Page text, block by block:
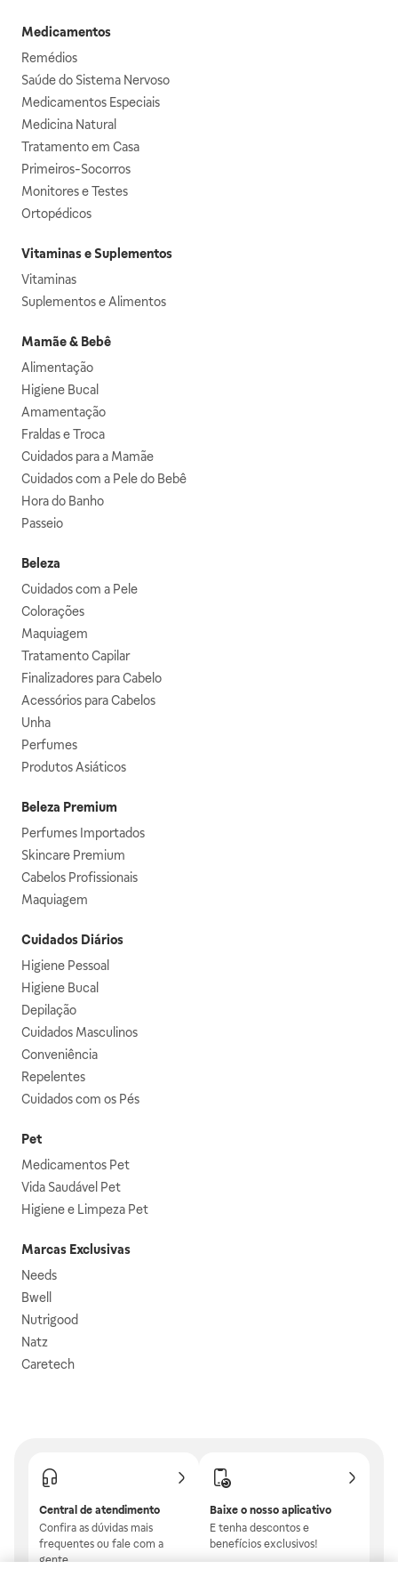
Medicamentos
Remédios
Saúde do Sistema Nervoso
Medicamentos Especiais
Medicina Natural
Tratamento em Casa
Primeiros-Socorros
Monitores e Testes
Ortopédicos
Vitaminas e Suplementos
Vitaminas
Suplementos e Alimentos
Mamãe & Bebê
Alimentação
Higiene Bucal
Amamentação
Fraldas e Troca
Cuidados para a Mamãe
Cuidados com a Pele do Bebê
Hora do Banho
Passeio
Beleza
Cuidados com a Pele
Colorações
Maquiagem
Tratamento Capilar
Finalizadores para Cabelo
Acessórios para Cabelos
Unha
Perfumes
Produtos Asiáticos
Beleza Premium
Perfumes Importados
Skincare Premium
Cabelos Profissionais
Maquiagem
Cuidados Diários
Higiene Pessoal
Higiene Bucal
Depilação
Cuidados Masculinos
Conveniência
Repelentes
Cuidados com os Pés
Pet
Medicamentos Pet
Vida Saudável Pet
Higiene e Limpeza Pet
Marcas Exclusivas
Needs
Bwell
Nutrigood
Natz
Caretech
Central de atendimento
Confira as dúvidas mais
frequentes ou fale com a
gente.
Baixe o nosso aplicativo
E tenha descontos e
benefícios exclusivos!